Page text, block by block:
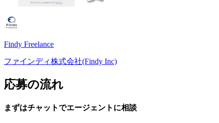
Findy Freelance
ファインディ株式会社(Findy Inc)
応募の流れ
まずはチャットでエージェント に相談